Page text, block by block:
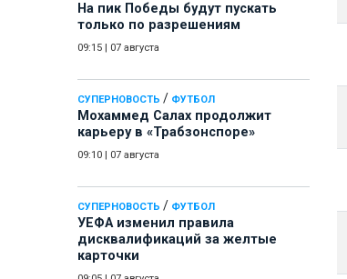
На пик Победы будут пускать
только по разрешениям
09:15 07 августа
СУПЕРНОВОСТЬ / ФУТБОЛ
Мохаммед Салах продолжит
карьеру в «Трабзонспоре»
09:10 07 августа
СУПЕРНОВОСТЬ / ФУТБОЛ
УЕФА изменил правила
дисквалификаций за желтые
карточки